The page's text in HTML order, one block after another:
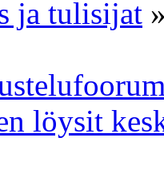
ja tulisijat
löysit